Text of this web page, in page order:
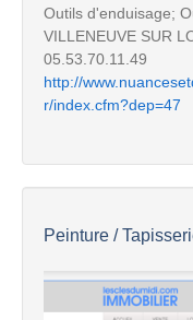
Outils d'enduisage;
VILLENEUVE SUR
05.53.70.11.49
http://
r/index.cfm?dep=47
Peinture /